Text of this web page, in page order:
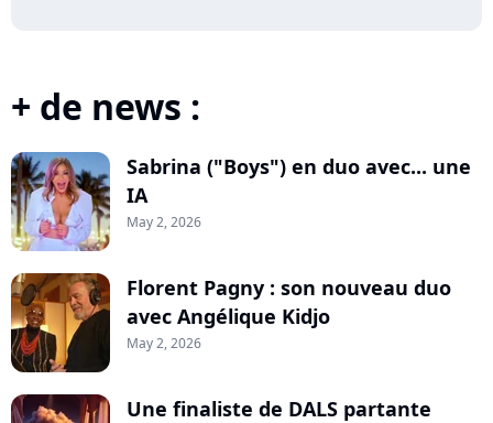
+ de news :
Sabrina ("Boys") en duo avec... une
IA
May 2, 2026
Florent Pagny : son nouveau duo
avec Angélique Kidjo
May 2, 2026
Une finaliste de DALS partante